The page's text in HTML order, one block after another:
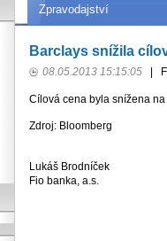
Zpravodajství
Barclays snížila
08.05.2013 15:15:05
Cílová cena byla snížena
Zdroj: Bloomberg
Lukáš Brodníček
Fio banka, a.s.